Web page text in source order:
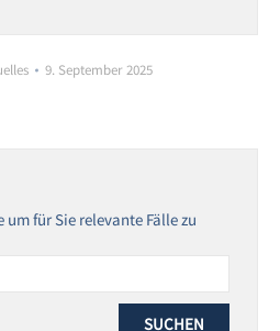
9. September 2025
um für Sie relevante Fälle zu